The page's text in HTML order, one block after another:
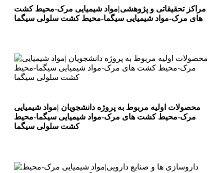
مراکز تحقیقاتی و پژوهشی|مواد شیمیایی مرک-محیط کشت
های مرک-مواد شیمیایی سیگما-محیط کشت سلولی سیگما
محصولات اولیه مربوط به پروژه دانشجویان |مواد شیمیایی
مرک-محیط کشت های مرک-مواد شیمیایی سیگما-محیط
کشت سلولی سیگما